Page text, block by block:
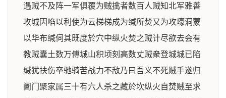
遇贼不及阵一军俱覆为贼擒者数百人贼知北军雅善
攻城因啗以利使为云梯梯成为缄所焚又为攻壕洞蒙
以华布缄伺其既度於穴中纵火焚之贼计尽欲去会有
教贼囊土数万傅城山积顷刻高数丈贼衆登城城已陷
缄犹扶伤卒驰骑苦战力不敌乃曰吾义不死贼手遂归
阖门聚家属三十有六人杀之藏於坎纵火自焚贼至求